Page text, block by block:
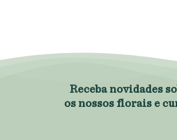
Receba novidades
os nossos florais e